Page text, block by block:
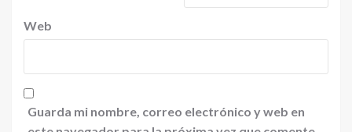
Web
Guarda mi nombre, correo electrónico y web en